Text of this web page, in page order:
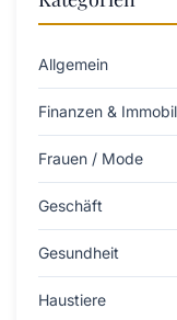
Allgemein
Finanzen &
Frauen / Mode
Geschäft
Gesundheit
Haustiere